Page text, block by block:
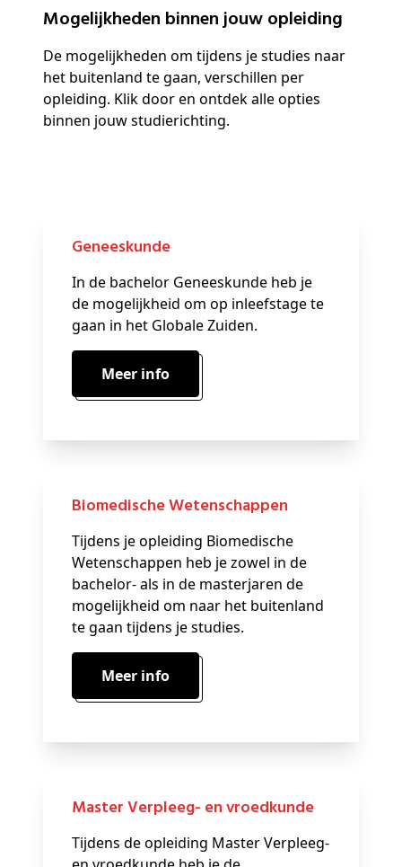
Mogelijkheden binnen jouw opleiding
De mogelijkheden om tijdens je studies naar
het buitenland te gaan, verschillen per
opleiding. Klik door en ontdek alle opties
binnen jouw studierichting.
Geneeskunde
In de bachelor Geneeskunde heb je
de mogelijkheid om op inleefstage te
gaan in het Globale Zuiden.
Meer info
Biomedische Wetenschappen
Tijdens je opleiding Biomedische
Wetenschappen heb je zowel in de
bachelor- als in de masterjaren de
mogelijkheid om naar het buitenland
te gaan tijdens je studies.
Meer info
Master Verpleeg- en vroedkunde
Tijdens de opleiding Master Verpleeg-